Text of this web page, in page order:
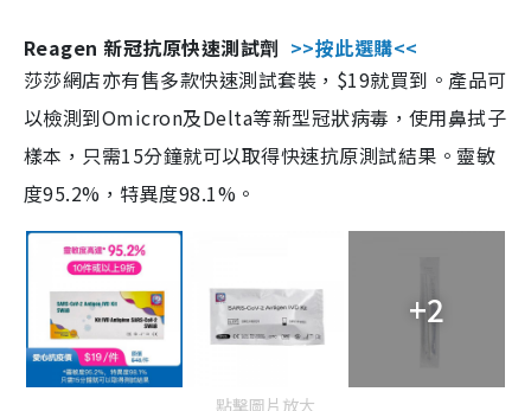
Reagen 新冠抗原快速測試劑 >>按此選購<<
莎莎網店亦有售多款快速測試套裝，$19就買到。產品可
以檢測到Omicron及Delta等新型冠狀病毒，使用鼻拭子
樣本，只需15分鐘就可以取得快速抗原測試結果。靈敏
度95.2%，特異度98.1%。
+2
點擊圖片放大